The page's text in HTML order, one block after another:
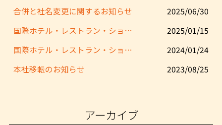
合併と社名変更に関するお知らせ
2025/06/30
国際ホテル・レストラン・ショー 出展のお知らせ
2025/01/15
国際ホテル・レストラン・ショー 出展のお知らせ
2024/01/24
本社移転のお知らせ
2023/08/25
アーカイブ